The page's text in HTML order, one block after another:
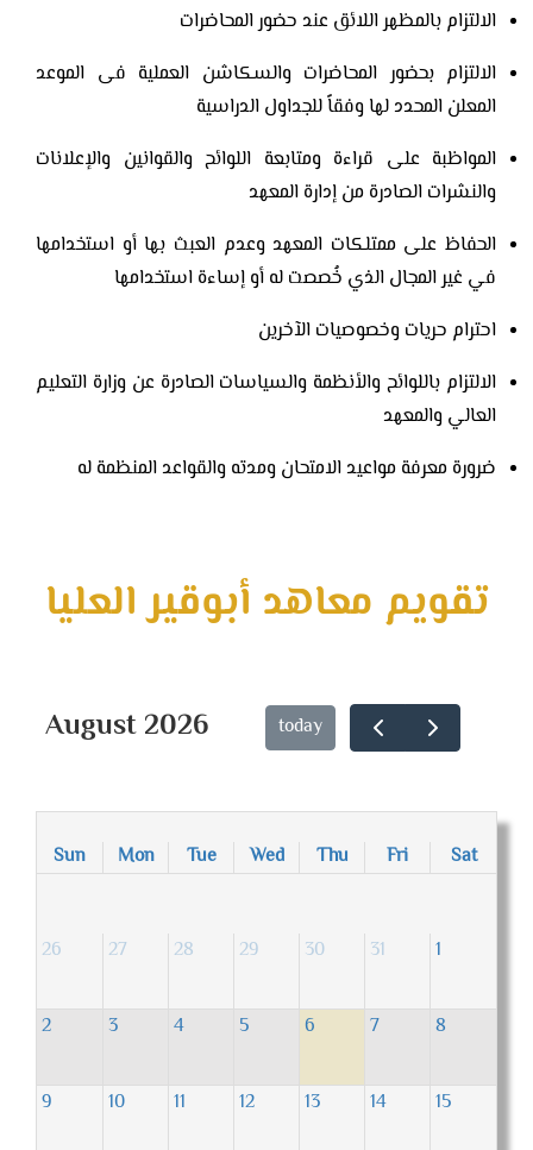
الالتزام بالمظهر اللائق عند حضور المحاضرات
الالتزام بحضور المحاضرات والسكاشن العملية فى الموعد
المعلن المحدد لها وفقاً للجداول الدراسية
المواظبة على قراءة ومتابعة اللوائح والقوانين والإعلانات
والنشرات الصادرة من إدارة المعهد
الحفاظ على ممتلكات المعهد وعدم العبث بها أو استخدامها
في غير المجال الذي خُصصت له أو إساءة استخدامها
احترام حريات وخصوصيات الآخرين
الالتزام باللوائح والأنظمة والسياسات الصادرة عن وزارة التعليم
العالي والمعهد
ضرورة معرفة مواعيد الامتحان ومدته والقواعد المنظمة له
تقويم معاهد أبوقير العليا
August 2026 today
Sun Mon Tue Wed Thu Fri Sat
26 27 28 29 30 31 1
2 3 4 5 6 7 8
9 10 11 12 13 14 15